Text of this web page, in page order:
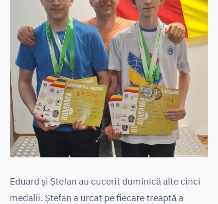
Eduard și Ștefan au cucerit duminică alte cinci
medalii. Ștefan a urcat pe fiecare treaptă a